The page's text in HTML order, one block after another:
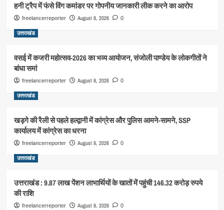
हनी ट्रैप में फंसे विंग कमांडर पर गोपनीय जानकारी लीक करने का आरोप
freelancerreporter August 8, 2026 0
उत्तराखंड
वसई में कजरी महोत्सव-2026 का भव्य आयोजन, संजोली पाण्डेय के लोकगीतों ने
बांधा समां
freelancerreporter August 8, 2026 0
उत्तराखंड
खड़गे की रैली से पहले हल्द्वानी में कांग्रेस और पुलिस आमने-सामने, SSP
कार्यालय में कांग्रेस का धरना
freelancerreporter August 8, 2026 0
उत्तराखंड
उत्तराखंड : 9.87 लाख पेंशन लाभार्थियों के खातों में पहुंची 146.32 करोड़ रुपये
की राशि
freelancerreporter August 8, 2026 0